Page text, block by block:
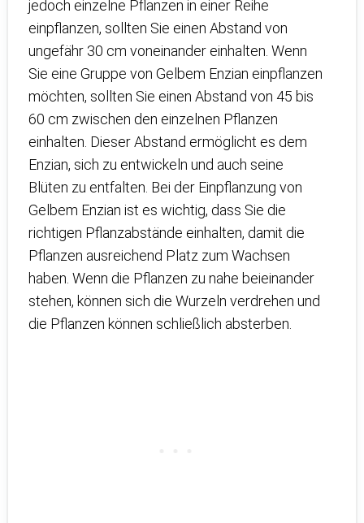
jedoch einzelne Pflanzen in einer Reihe
einpflanzen, sollten Sie einen Abstand von
ungefähr 30 cm voneinander einhalten. Wenn
Sie eine Gruppe von Gelbem Enzian einpflanzen
möchten, sollten Sie einen Abstand von 45 bis
60 cm zwischen den einzelnen Pflanzen
einhalten. Dieser Abstand ermöglicht es dem
Enzian, sich zu entwickeln und auch seine
Blüten zu entfalten. Bei der Einpflanzung von
Gelbem Enzian ist es wichtig, dass Sie die
richtigen Pflanzabstände einhalten, damit die
Pflanzen ausreichend Platz zum Wachsen
haben. Wenn die Pflanzen zu nahe beieinander
stehen, können sich die Wurzeln verdrehen und
die Pflanzen können schließlich absterben.